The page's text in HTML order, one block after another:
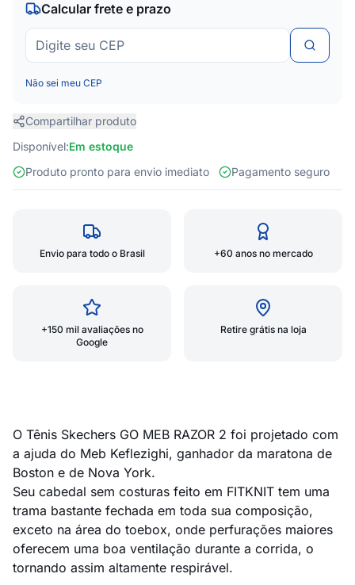
Calcular frete e prazo
Não sei meu CEP
Compartilhar produto
Disponível:Em estoque
Produto pronto para envio imediato
Pagamento seguro
Envio para todo o Brasil +60 anos no mercado
+150 mil avaliações no
Google
Retire grátis na loja
O Tênis Skechers GO MEB RAZOR 2 foi projetado com
a ajuda do Meb Keflezighi, ganhador da maratona de
Boston e de Nova York.
Seu cabedal sem costuras feito em FITKNIT tem uma
trama bastante fechada em toda sua composição,
exceto na área do toebox, onde perfurações maiores
oferecem uma boa ventilação durante a corrida, o
tornando assim altamente respirável.